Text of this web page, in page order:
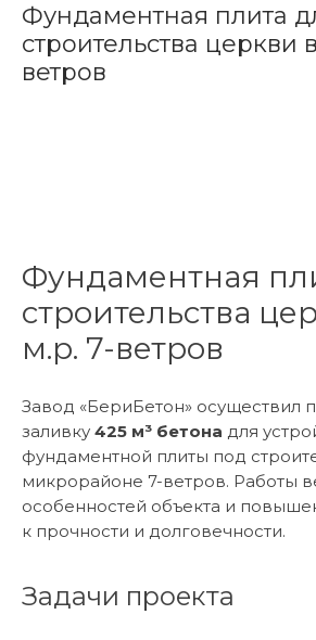
Фундаментная плита
строительства церкви
ветров
Фундаментная
строительства
м.р. 7-ветров
Завод «БериБетон» осуществил
заливку 425 м³ бетона для
фундаментной плиты под
микрорайоне 7-ветров. Работы
особенностей объекта и
к прочности и долговечности.
Задачи проекта